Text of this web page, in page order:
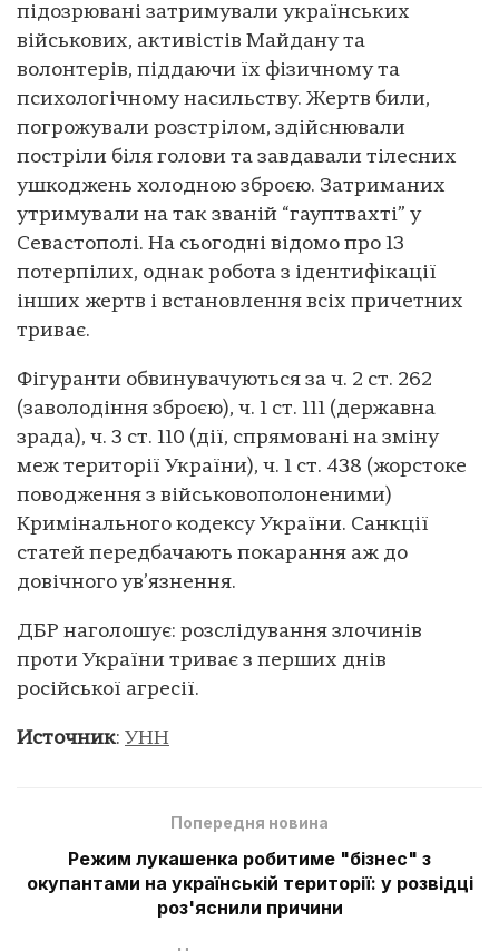
підозрювані затримували українських
військових, активістів Майдану та
волонтерів, піддаючи їх фізичному та
психологічному насильству. Жертв били,
погрожували розстрілом, здійснювали
постріли біля голови та завдавали тілесних
ушкоджень холодною зброєю. Затриманих
утримували на так званій “гауптвахті” у
Севастополі. На сьогодні відомо про 13
потерпілих, однак робота з ідентифікації
інших жертв і встановлення всіх причетних
триває.
Фігуранти обвинувачуються за ч. 2 ст. 262
(заволодіння зброєю), ч. 1 ст. 111 (державна
зрада), ч. 3 ст. 110 (дії, спрямовані на зміну
меж території України), ч. 1 ст. 438 (жорстоке
поводження з військовополоненими)
Кримінального кодексу України. Санкції
статей передбачають покарання аж до
довічного ув’язнення.
ДБР наголошує: розслідування злочинів
проти України триває з перших днів
російської агресії.
Источник: УНН
Попередня новина
Режим лукашенка робитиме "бізнес" з
окупантами на українській території: у розвідці
роз'яснили причини